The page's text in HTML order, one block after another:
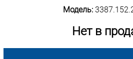
Модель:
Нет в